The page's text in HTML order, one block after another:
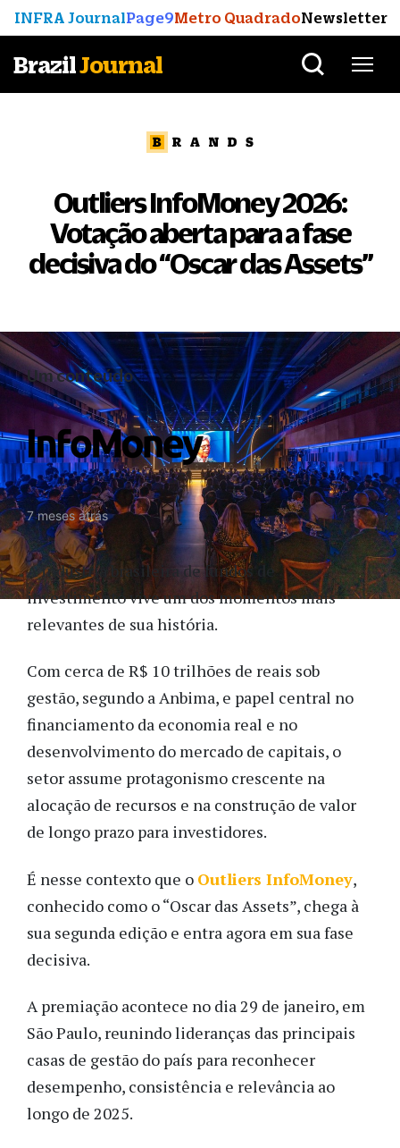
INFRA JournalPage9Metro QuadradoNewsletter
BrazilJournal
Outliers InfoMoney 2026:
Votação aberta para a fase
decisiva do“Oscar das Assets”
Um conteúdo
7 meses atrás
A indústria brasileira de fundos de
investimento vive um dos momentos mais
relevantes de sua história.
Com cerca de R$ 10 trilhões de reais sob
gestão, segundo a Anbima, e papel central no
financiamento da economia real e no
desenvolvimento do mercado de capitais, o
setor assume protagonismo crescente na
alocação de recursos e na construção de valor
de longo prazo para investidores.
É nesse contexto que o Outliers InfoMoney,
conhecido como o “Oscar das Assets”, chega à
sua segunda edição e entra agora em sua fase
decisiva.
A premiação acontece no dia 29 de janeiro, em
São Paulo, reunindo lideranças das principais
casas de gestão do país para reconhecer
desempenho, consistência e relevância ao
longo de 2025.